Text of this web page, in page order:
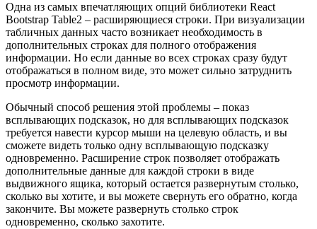
Одна из самых впечатляющих опций библиотеки React
Bootstrap Table2 – расширяющиеся строки. При визуализации
табличных данных часто возникает необходимость в
дополнительных строках для полного отображения
информации. Но если данные во всех строках сразу будут
отображаться в полном виде, это может сильно затруднить
просмотр информации.
Обычный способ решения этой проблемы – показ
всплывающих подсказок, но для всплывающих подсказок
требуется навести курсор мыши на целевую область, и вы
сможете видеть только одну всплывающую подсказку
одновременно. Расширение строк позволяет отображать
дополнительные данные для каждой строки в виде
выдвижного ящика, который остается развернутым столько,
сколько вы хотите, и вы можете свернуть его обратно, когда
закончите. Вы можете развернуть столько строк
одновременно, сколько захотите.